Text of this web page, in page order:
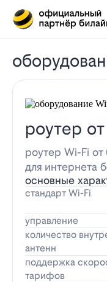
роутер
роутер Wi-Fi
для интернета
основные
стандарт Wi-Fi
управление
количество
антенн
поддержка
тарифов